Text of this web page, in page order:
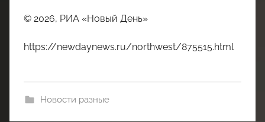
© 2026, РИА «Новый День»
https://newdaynews.ru/northwest/875515.html
Новости разные